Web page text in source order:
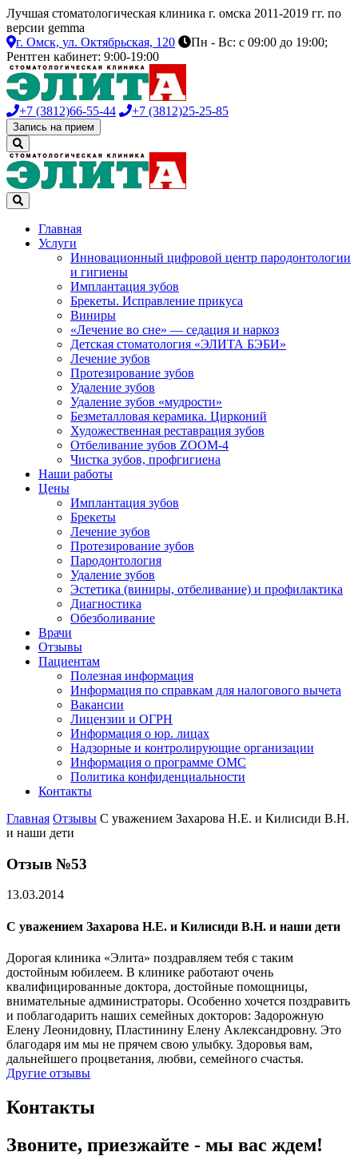
Лучшая стоматологическая клиника г. омска 2011-2019 гг. по
версии gemma
г. Омск, ул. Октябрьская, 120
Пн - Вс: с 09:00 до 19:00;
Рентген кабинет: 9:00-19:00
+7 (3812)66-55-44 +7 (3812)25-25-85
Запись на прием
Главная
Услуги
Инновационный цифровой центр пародонтологии
и гигиены
Имплантация зубов
Брекеты. Исправление прикуса
Виниры
«Лечение во сне» — седация и наркоз
Детская стоматология «ЭЛИТА БЭБИ»
Лечение зубов
Протезирование зубов
Удаление зубов
Удаление зубов «мудрости»
Безметалловая керамика. Цирконий
Художественная реставрация зубов
Отбеливание зубов ZOOM-4
Чистка зубов, профгигиена
Наши работы
Цены
Имплантация зубов
Брекеты
Лечение зубов
Протезирование зубов
Пародонтология
Удаление зубов
Эстетика (виниры, отбеливание) и профилактика
Диагностика
Обезболивание
Врачи
Отзывы
Пациентам
Полезная информация
Информация по справкам для налогового вычета
Вакансии
Лицензии и ОГРН
Информация о юр. лицах
Надзорные и контролирующие организации
Информация о программе ОМС
Политика конфиденциальности
Контакты
Главная Отзывы С уважением Захарова Н.Е. и Килисиди В.Н.
и наши дети
Отзыв №53
13.03.2014
С уважением Захарова Н.Е. и Килисиди В.Н. и наши дети
Дорогая клиника «Элита» поздравляем тебя с таким
достойным юбилеем. В клинике работают очень
квалифицированные доктора, достойные помощницы,
внимательные администраторы. Особенно хочется поздравить
и поблагодарить наших семейных докторов: Задорожную
Елену Леонидовну, Пластинину Елену Аклександровну. Это
благодаря им мы не прячем свою улыбку. Здоровья вам,
дальнейшего процветания, любви, семейного счастья.
Другие отзывы
Контакты
Звоните, приезжайте - мы вас ждем!